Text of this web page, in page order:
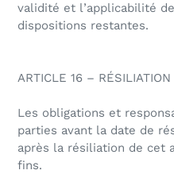
validité et l’applicabilité
dispositions restantes.
ARTICLE 16 – RÉSILIATION
Les obligations et
parties avant la date de
après la résiliation de cet
fins.